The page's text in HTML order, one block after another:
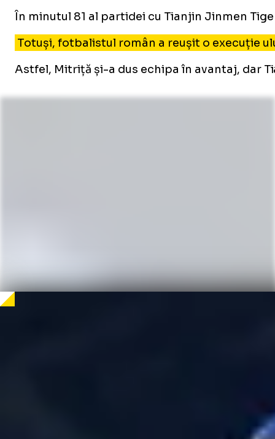
În minutul 81 al partidei cu Tianjin Jinmen
Totuși, fotbalistul român a reușit o execuție
Astfel, Mitriță și-a dus echipa în avantaj, dar